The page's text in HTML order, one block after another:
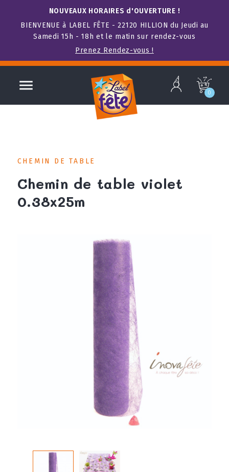
NOUVEAUX HORAIRES d'OUVERTURE !
BIENVENUE à LABEL FÊTE - 22120 HILLION du Jeudi au
Samedi 15h - 18h et le matin sur rendez-vous
Prenez Rendez-vous !
 b c
0
CHEMIN DE TABLE
Chemin de table violet
0.38x25m